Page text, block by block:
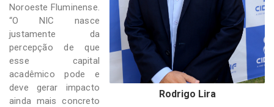
Rodrigo Lira
Noroeste Fluminense.
“O NIC nasce
justamente da
percepção de que
esse capital
acadêmico pode e
deve gerar impacto
ainda mais concreto